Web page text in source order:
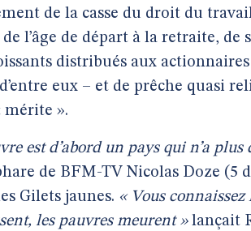
de la casse du droit du
l’âge de départ à la retraite, de
distribués aux
eux – et de prêche quasi
mérite ».
est d’abord un pays qui n’a plus
de BFM-TV Nicolas Doze (5
Gilets jaunes. « Vous
les pauvres meurent »lançait